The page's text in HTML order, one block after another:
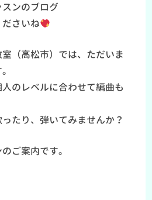
ンのブログ
さいね
（高松市）では、ただいま
のレベルに合わせて編曲も
たり、弾いてみませんか？
ご案内です。